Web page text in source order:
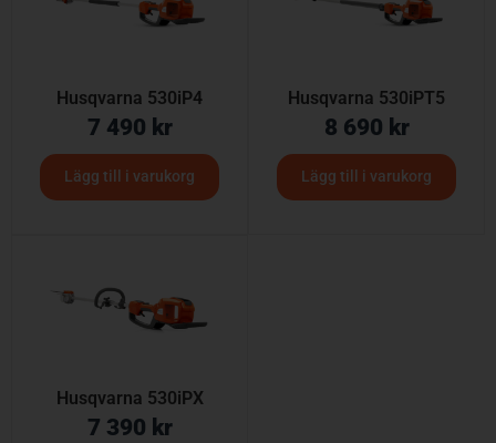
Husqvarna 530iP4
7 490 kr
Lägg till i varukorg
Husqvarna 530iPT5
8 690 kr
Lägg till i varukorg
Husqvarna 530iPX
7 390 kr